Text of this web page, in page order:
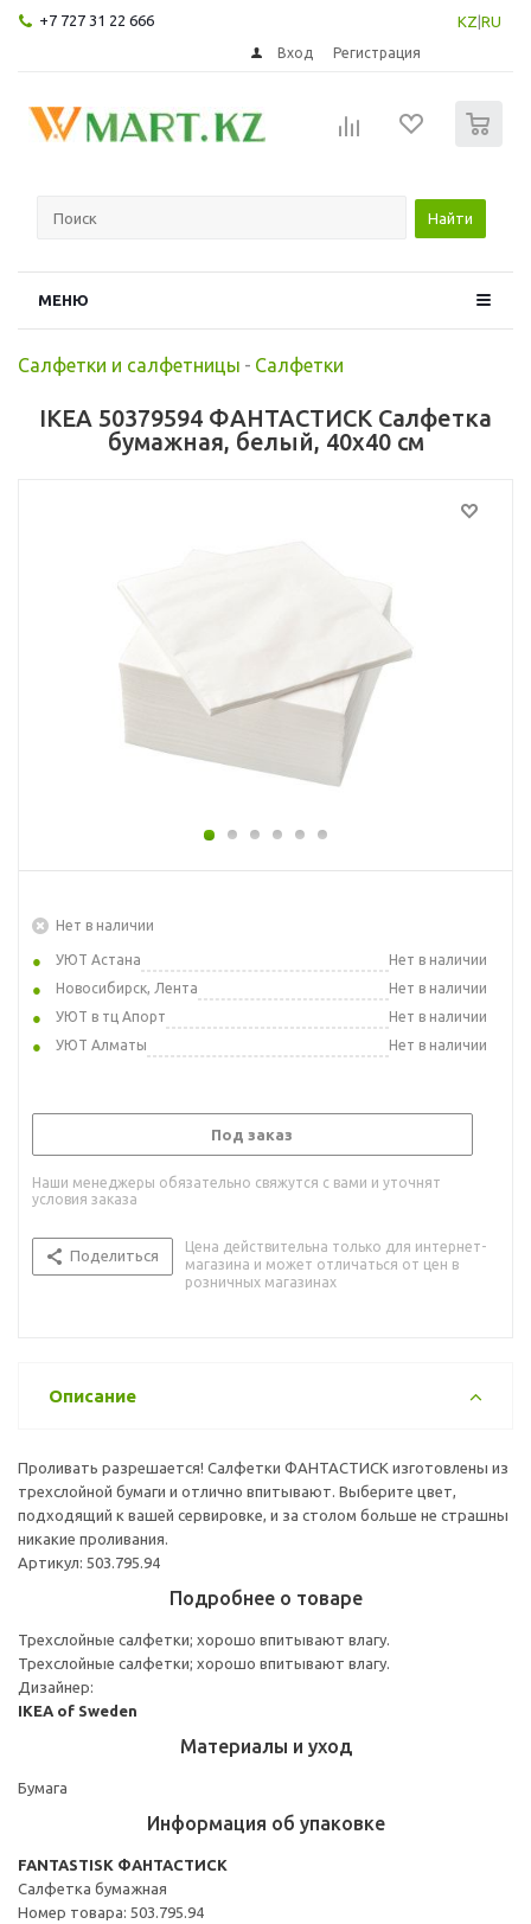
+7 727 31 22 666 KZ RU
Вход Регистрация
Найти
МЕНЮ
Салфетки и салфетницы - Салфетки
IKEA 50379594 ФАНТАСТИСК Салфетка
бумажная, белый, 40x40 см
Нет в наличии
УЮТ Астана
Нет в наличии
Новосибирск, Лента
Нет в наличии
УЮТ в тц Апорт
Нет в наличии
УЮТ Алматы
Нет в наличии
Под заказ
Наши менеджеры обязательно свяжутся с вами и уточнят
условия заказа
Поделиться
Цена действительна только для интернет-
магазина и может отличаться от цен в
розничных магазинах
Описание
Проливать разрешается! Салфетки ФАНТАСТИСК изготовлены из
трехслойной бумаги и отлично впитывают. Выберите цвет,
подходящий к вашей сервировке, и за столом больше не страшны
никакие проливания.
Артикул: 503.795.94
Подробнее о товаре
Трехслойные салфетки; хорошо впитывают влагу.
Трехслойные салфетки; хорошо впитывают влагу.
Дизайнер:
IKEA of Sweden
Материалы и уход
Бумага
Информация об упаковке
FANTASTISK ФАНТАСТИСК
Салфетка бумажная
Номер товара: 503.795.94